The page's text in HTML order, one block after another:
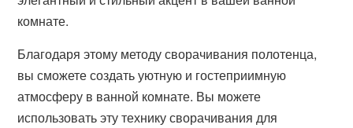
комнате.
Благодаря этому методу сворачивания полотенца,
вы сможете создать уютную и гостеприимную
атмосферу в ванной комнате. Вы можете
использовать эту технику сворачивания для